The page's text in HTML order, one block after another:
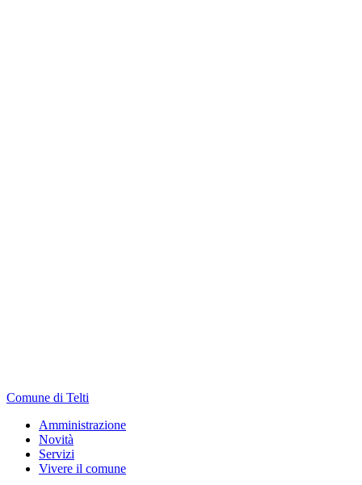
Comune di Telti
Amministrazione
Novità
Servizi
Vivere il comune